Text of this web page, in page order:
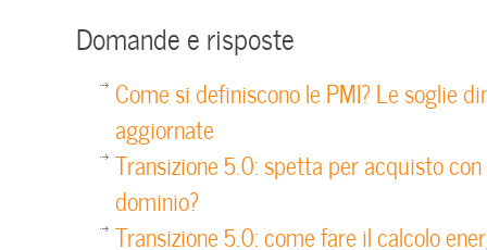
Domande e risposte
Come si definiscono le PMI? Le soglie
aggiornate
Transizione 5.0: spetta per acquisto
dominio?
Transizione 5.0: come fare il calcolo